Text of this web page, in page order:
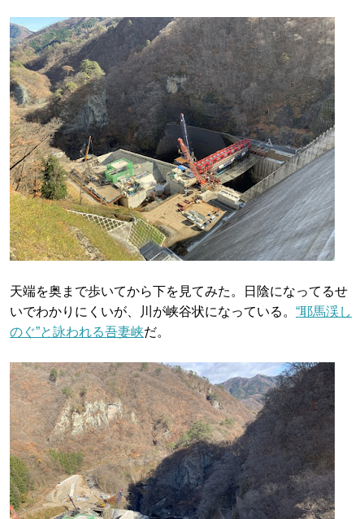
天端を奥まで歩いてから下を見てみた。日陰になってるせ
いでわかりにくいが、川が峡谷状になっている。 “耶馬渓し
のぐ”と詠われる吾妻峡だ。